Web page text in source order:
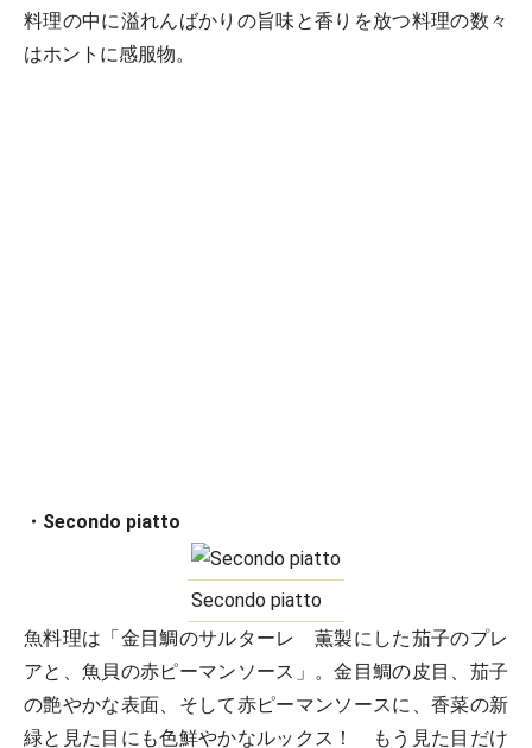
料理の中に溢れんばかりの旨味と香りを放つ料理の数々
はホントに感服物。
・Secondo piatto
Secondo piatto
魚料理は「金目鯛のサルターレ 薫製にした茄子のプレ
アと、魚貝の赤ピーマンソース」。金目鯛の皮目、茄子
の艶やかな表面、そして赤ピーマンソースに、香菜の新
緑と見た目にも色鮮やかなルックス！ もう見た目だけ